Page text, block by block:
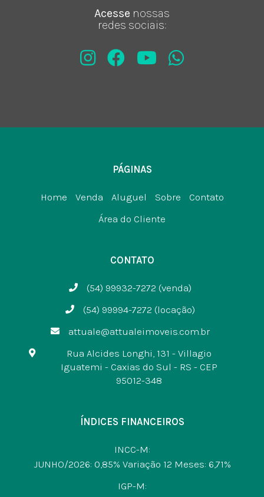
Acesse nossas
redes sociais:
PÁGINAS
Home Venda Aluguel Sobre
Contato
Área do Cliente
CONTATO
(54) 99932-7272 (venda)
(54) 99994-7272 (locação)
attuale@attualeimoveis.com.br
Rua Alcides Longhi, 131 - Villagio
Iguatemi - Caxias do Sul - RS - CEP
95012-348
ÍNDICES FINANCEIROS
INCC-M:
JUNHO/2026: 0,85% Variação 12 Meses: 6,71%
IGP-M: